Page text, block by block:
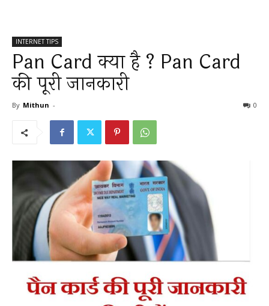
INTERNET TIPS
Pan Card क्या है ? Pan Card
की पूरी जानकारी
By Mithun - 0